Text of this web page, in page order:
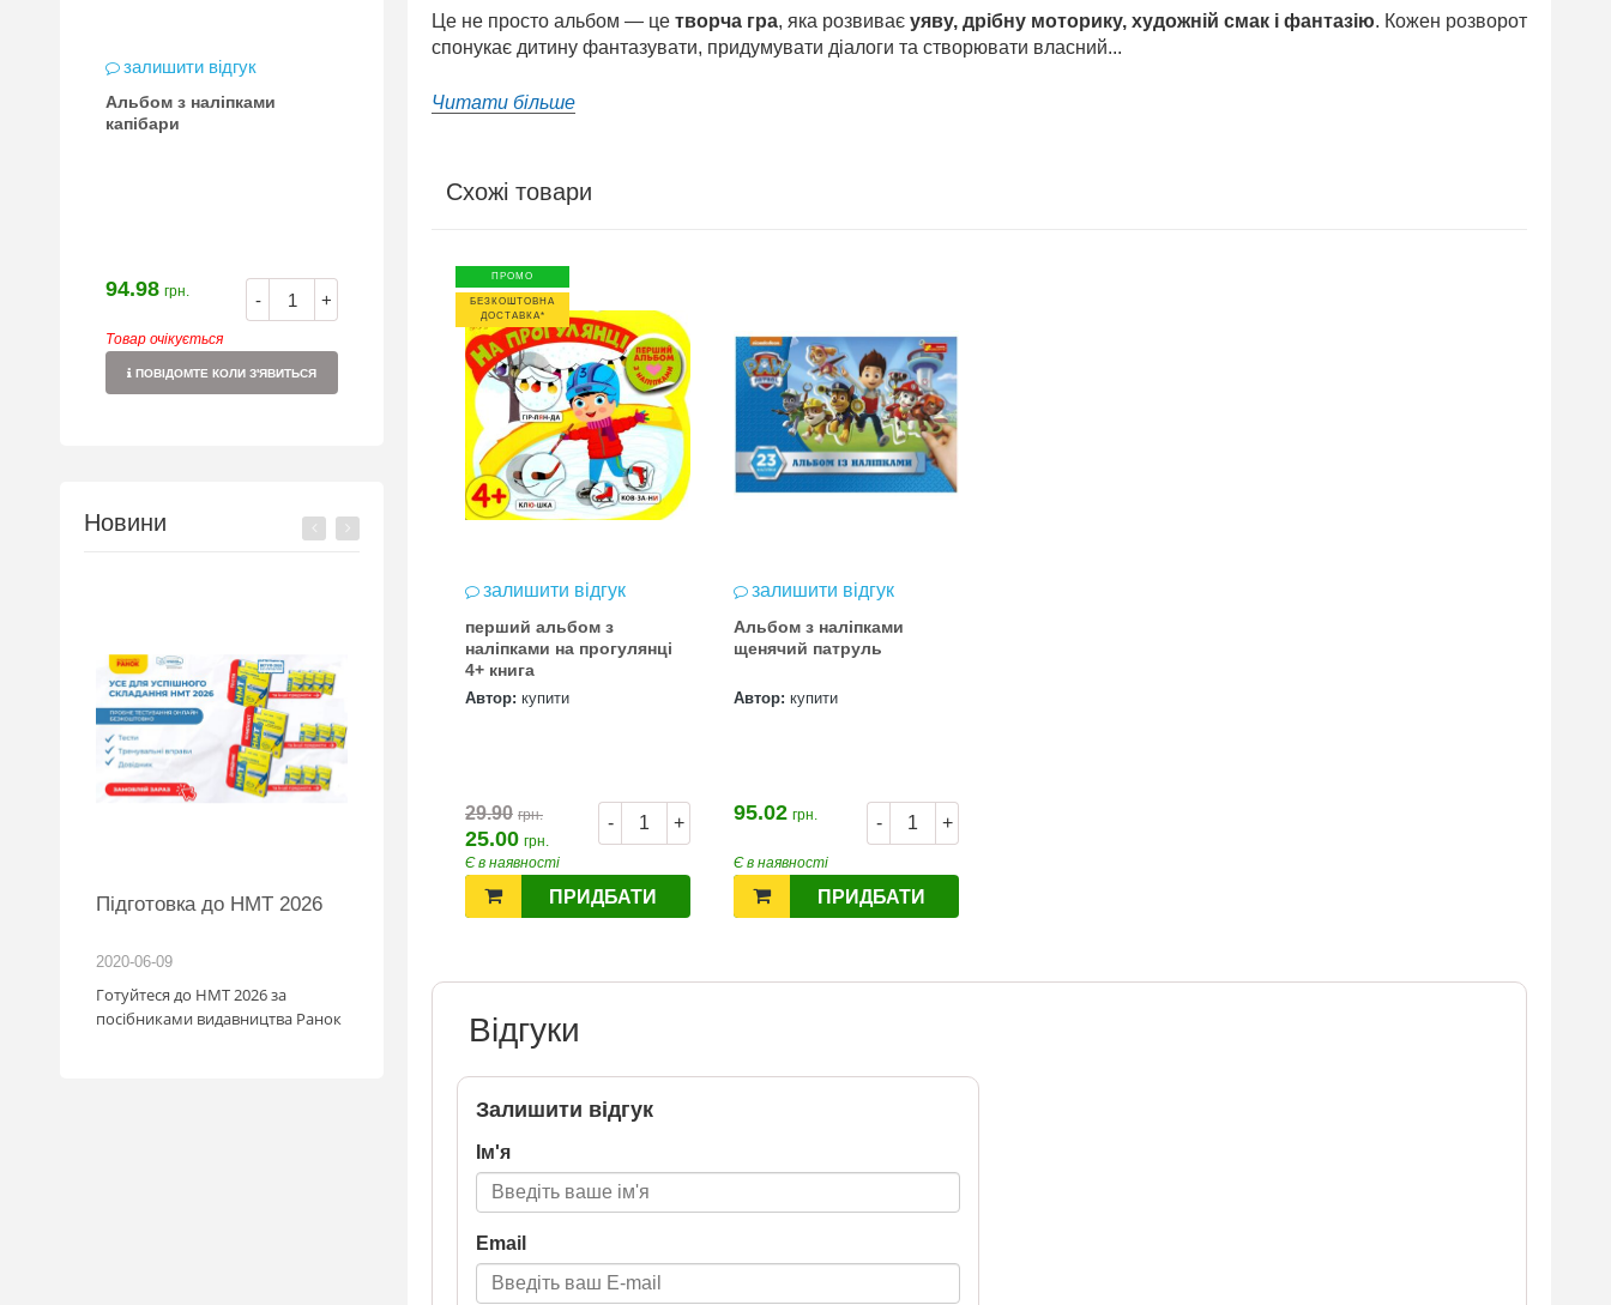
залишити відгук
Альбом з наліпками
капібари
- +
94.98 грн.
Товар очікується
ПОВІДОМТЕ КОЛИ З'ЯВИТЬСЯ
Новини
Підготовка до НМТ 2026
2020-06-09
Готуйтеся до НМТ 2026 за
посібниками видавництва Ранок
Нова пошта та BMW
Механіка: отримуй одну посилку
посилка = 1 шанс на виграш
Максимальна кількість шансів -
телефону Сторінка
акції: http://novaposhta.ua/win_bmw
Це не просто альбом — це творча гра, яка розвиває уяву, дрібну моторику, художній смак і фантазію. Кожен розворот
спонукає дитину фантазувати, придумувати діалоги та створювати власний...
Читати більше
Схожі товари
ПРОМО
БЕЗКОШТОВНА
ДОСТАВКА*
залишити відгук
перший альбом з
наліпками на прогулянці
4+ книга
Автор: купити
- +
29.90 грн.
25.00 грн.
Є в наявності
ПРИДБАТИ
залишити відгук
Альбом з наліпками
щенячий патруль
Автор: купити
- +
95.02 грн.
Є в наявності
ПРИДБАТИ
Відгуки
Залишити відгук
Ім'я
Email